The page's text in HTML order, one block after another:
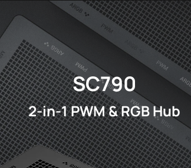
SC790
2-in-1 PWM & RGB Hub